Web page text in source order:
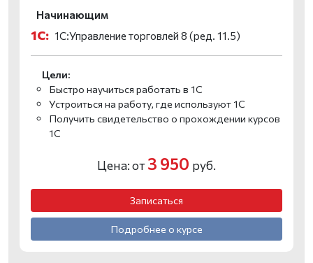
Начинающим
1С: 1С:Управление торговлей 8 (ред. 11.5)
Цели:
Быстро научиться работать в 1С
Устроиться на работу, где используют 1С
Получить свидетельство о прохождении курсов
1С
Цена: от3 950 руб.
Записаться
Подробнее о курсе